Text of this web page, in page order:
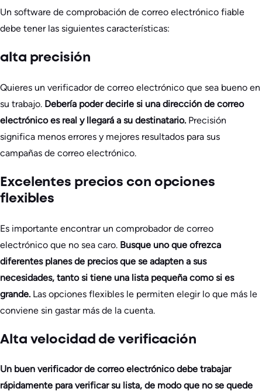
Un software de comprobación de correo electrónico fiable
debe tener las siguientes características:
alta precisión
Quieres un verificador de correo electrónico que sea bueno en
su trabajo. Debería poder decirle si una dirección de correo
electrónico es real y llegará a su destinatario. Precisión
significa menos errores y mejores resultados para sus
campañas de correo electrónico.
Excelentes precios con opciones
flexibles
Es importante encontrar un comprobador de correo
electrónico que no sea caro. Busque uno que ofrezca
diferentes planes de precios que se adapten a sus
necesidades, tanto si tiene una lista pequeña como si es
grande. Las opciones flexibles le permiten elegir lo que más le
conviene sin gastar más de la cuenta.
Alta velocidad de verificación
Un buen verificador de correo electrónico debe trabajar
rápidamente para verificar su lista, de modo que no se quede